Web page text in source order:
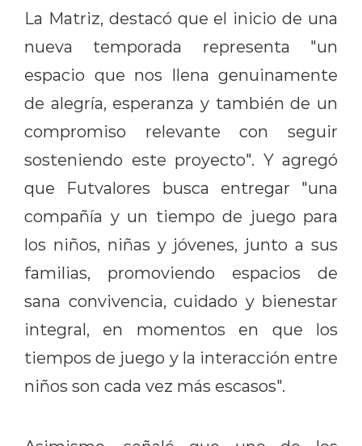
La Matriz, destacó que el inicio de una
nueva temporada representa "un
espacio que nos llena genuinamente
de alegría, esperanza y también de un
compromiso relevante con seguir
sosteniendo este proyecto". Y agregó
que Futvalores busca entregar "una
compañía y un tiempo de juego para
los niños, niñas y jóvenes, junto a sus
familias, promoviendo espacios de
sana convivencia, cuidado y bienestar
integral, en momentos en que los
tiempos de juego y la interacción entre
niños son cada vez más escasos".